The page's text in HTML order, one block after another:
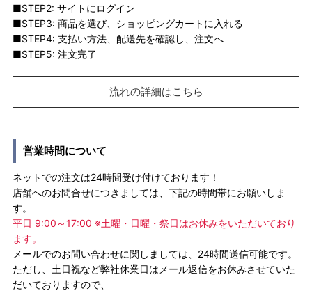
■STEP2: サイトにログイン
■STEP3: 商品を選び、ショッピングカートに入れる
■STEP4: 支払い方法、配送先を確認し、注文へ
■STEP5: 注文完了
流れの詳細はこちら
営業時間について
ネットでの注文は24時間受け付けております！
店舗へのお問合せにつきましては、下記の時間帯にお願いしま
す。
平日 9:00～17:00 ※土曜・日曜・祭日はお休みをいただいており
ます。
メールでのお問い合わせに関しましては、24時間送信可能です。
ただし、土日祝など弊社休業日はメール返信をお休みさせていた
だいておりますので、